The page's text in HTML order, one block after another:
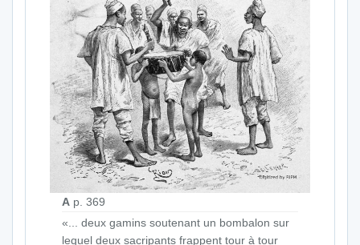
A p. 369
«... deux gamins soutenant un bombalon sur
lequel deux sacripants frappent tour à tour